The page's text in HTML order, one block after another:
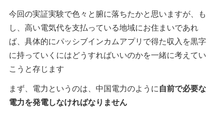
今回の実証実験で色々と腑に落ちたかと思いますが、も
し、高い電気代を支払っている地域にお住まいであれ
ば、具体的にパッシブインカムアプリで得た収入を黒字
に持っていくにはどうすればいいのかを一緒に考えてい
こうと存じます
まず、電力というのは、中国電力のように自前で必要な
電力を発電しなければなりません